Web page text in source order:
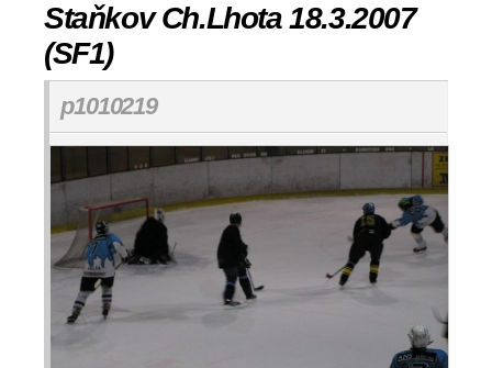
Staňkov Ch.Lhota 18.3.2007
(SF1)
p1010219